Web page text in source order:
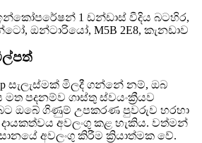
ඉන්කෝපරේෂන් 1 ඩන්ඩාස් වීදිය බටහිර,
ඔන්ටාරියෝ, M5B 2E8, කැනඩාව
සැලැස්මක් මිලදී ගන්නේ නම්, ඔබ
පදනම්ව ගාස්තු ස්වයංක්‍රීයව
ඔබේ ගිණුම් උපකරණ පුවරුව හරහා
අවලංගු කළ හැකිය. වත්මන්
අවලංගු කිරීම ක්‍රියාත්මක වේ.